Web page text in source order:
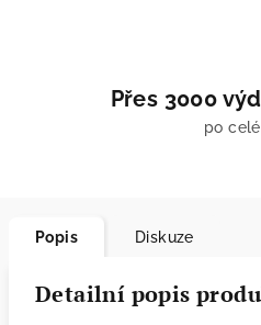
Přes 3000
po
Popis Diskuze
Detailní popis